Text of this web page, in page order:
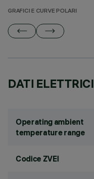
GRAFICI E CURVE POLARI
DATI ELETTRICI
Operating ambient
temperature range
Codice ZVEI